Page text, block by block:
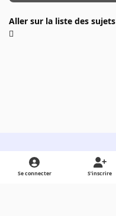
Aller sur la liste des sujets
Light ModeDark ModeSystem Preference
Se connecter S’inscrire